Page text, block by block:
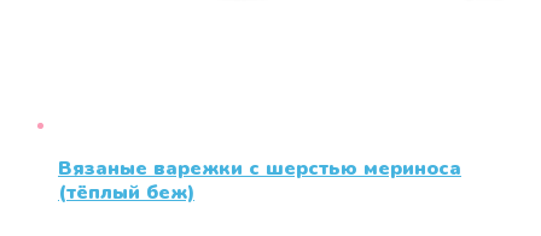
Вязаные варежки c шерстью мериноса
(тёплый беж)